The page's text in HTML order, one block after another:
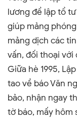
lương để lập tổ
giúp mảng
mảng dịch các
vấn, đối thoại
Giữa hè 1995,
tao về báo Văn
bảo, nhận ngay
tờ báo, mấy hôm